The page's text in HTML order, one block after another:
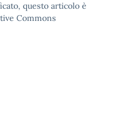
questo articolo è
Commons